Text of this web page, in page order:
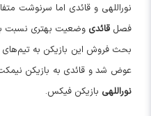
نوراللهی و قائدی اما سرنوشت
فصلقائدیوضعیت بهتری نسبت به
بحث فروش این بازیکن به تیم‌های
عوض شد و قائدی به بازیکن
نوراللهیبازیکن فیکس.